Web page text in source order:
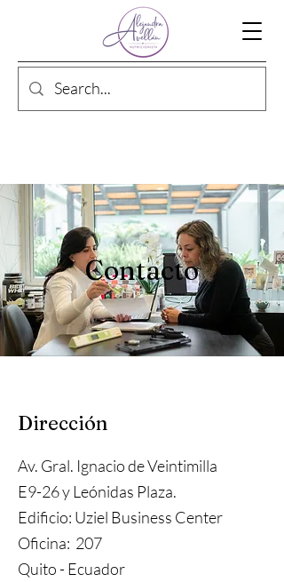
Contacto
Dirección
Av. Gral. Ignacio de Veintimilla
E9-26 y Leónidas Plaza.
Edificio: Uziel Business Center
Oficina: 207
Quito - Ecuador